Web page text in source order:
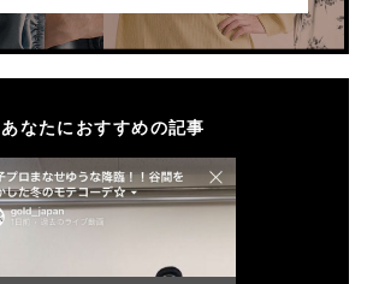
あなたにおすすめの記事